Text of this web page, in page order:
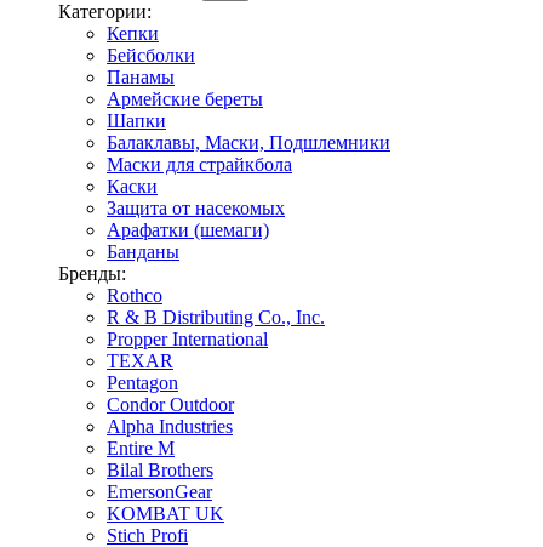
Категории:
Кепки
Бейсболки
Панамы
Армейские береты
Шапки
Балаклавы, Маски, Подшлемники
Маски для страйкбола
Каски
Защита от насекомых
Арафатки (шемаги)
Банданы
Бренды:
Rothco
R & B Distributing Co., Inc.
Propper International
TEXAR
Pentagon
Condor Outdoor
Alpha Industries
Entire M
Bilal Brothers
EmersonGear
KOMBAT UK
Stich Profi